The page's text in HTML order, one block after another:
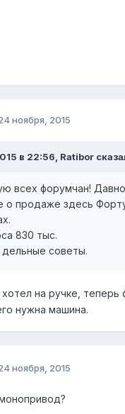
ноября, 2015
в 22:56, Ratibor
всех форумчан!
о продаже здесь
830 тыс.
дельные советы.
на ручке, теперь
нужна машина.
ноября, 2015